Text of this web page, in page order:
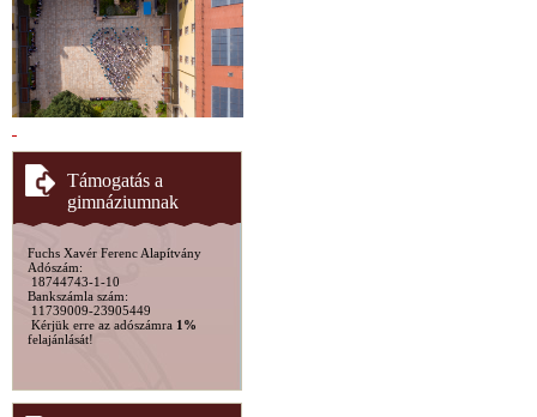
Támogatás a
gimnáziumnak
Fuchs Xavér Ferenc Alapítvány
Adószám:
18744743-1-10
Bankszámla szám:
11739009-23905449
Kérjük erre az adószámra 1%
felajánlását!